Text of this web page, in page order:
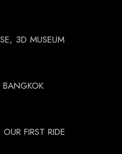
3D MUSEUM
FIRST RIDE